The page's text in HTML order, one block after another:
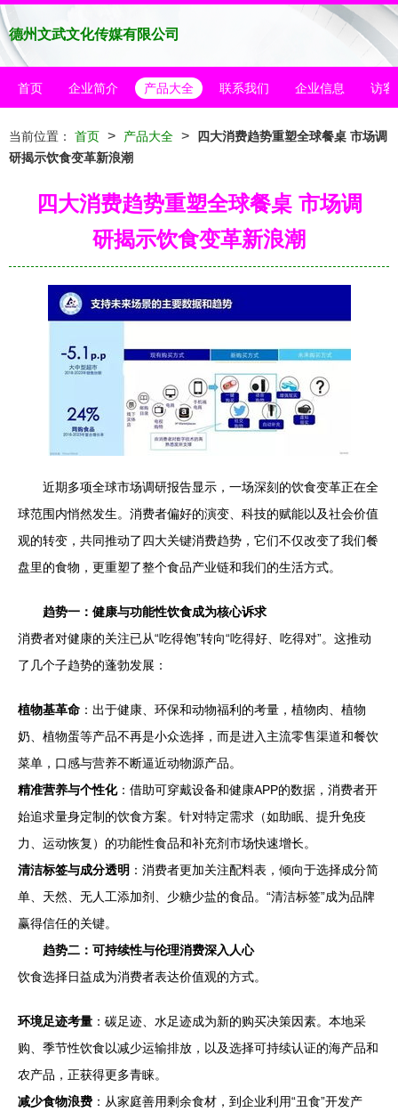
德州文武文化传媒有限公司
首页 企业简介 产品大全 联系我们 企业信息 访客
当前位置： 首页 > 产品大全 >
四大消费趋势重塑全球餐桌 市场调
研揭示饮食变革新浪潮
四大消费趋势重塑全球餐桌 市场调
研揭示饮食变革新浪潮
近期多项全球市场调研报告显示，一场深刻的饮食变革正在全
球范围内悄然发生。消费者偏好的演变、科技的赋能以及社会价值
观的转变，共同推动了四大关键消费趋势，它们不仅改变了我们餐
盘里的食物，更重塑了整个食品产业链和我们的生活方式。
趋势一：健康与功能性饮食成为核心诉求
消费者对健康的关注已从“吃得饱”转向“吃得好、吃得对”。这推动
了几个子趋势的蓬勃发展：
植物基革命 ：出于健康、环保和动物福利的考量，植物肉、植物
奶、植物蛋等产品不再是小众选择，而是进入主流零售渠道和餐饮
菜单，口感与营养不断逼近动物源产品。
精准营养与个性化：借助可穿戴设备和健康APP的数据，消费者开
始追求量身定制的饮食方案。针对特定需求（如助眠、提升免疫
力、运动恢复）的功能性食品和补充剂市场快速增长。
清洁标签与成分透明 ：消费者更加关注配料表，倾向于选择成分简
单、天然、无人工添加剂、少糖少盐的食品。“清洁标签”成为品牌
赢得信任的关键。
趋势二：可持续性与伦理消费深入人心
饮食选择日益成为消费者表达价值观的方式。
环境足迹考量 ：碳足迹、水足迹成为新的购买决策因素。本地采
购、季节性饮食以减少运输排放，以及选择可持续认证的海产品和
农产品，正获得更多青睐。
减少食物浪费 ：从家庭善用剩余食材，到企业利用“丑食”开发产